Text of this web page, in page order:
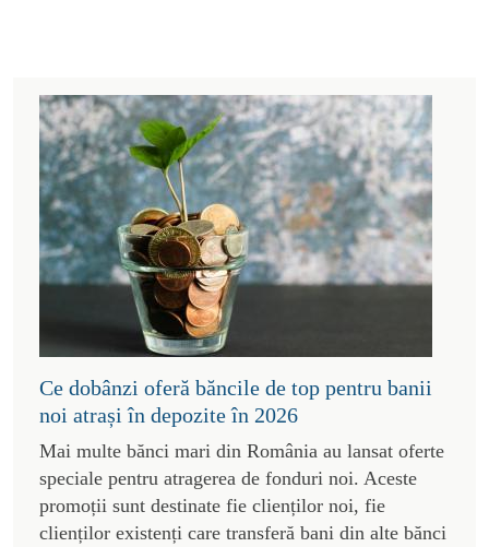
Ce dobânzi oferă băncile de top pentru banii
noi atrași în depozite în 2026
Mai multe bănci mari din România au lansat oferte
speciale pentru atragerea de fonduri noi. Aceste
promoții sunt destinate fie clienților noi, fie
clienților existenți care transferă bani din alte bănci